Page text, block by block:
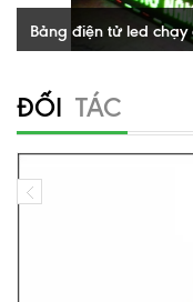
Quảng cáo led đang
không chỉ hạn hẹp ở...
XEM THÊM
ĐỐI TÁC